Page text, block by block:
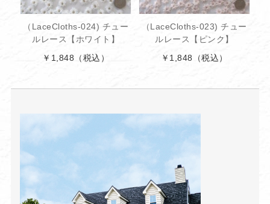
（LaceCloths-024) チュー
ルレース【ホワイト】
￥1,848 （税込）
（LaceCloths-023) チュー
ルレース【ピンク】
￥1,848
（税込）